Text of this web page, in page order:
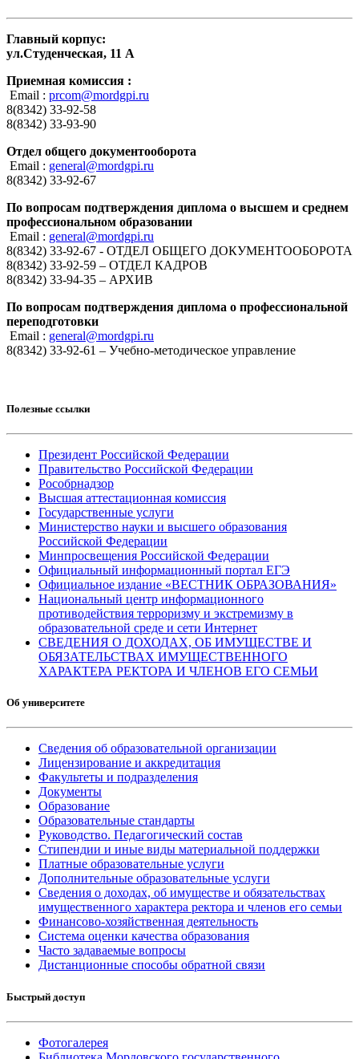
Главный корпус:
ул.Студенческая, 11 А
Приемная комиссия :
Email : prcom@mordgpi.ru
8(8342) 33-92-58
8(8342) 33-93-90
Отдел общего документооборота
Email : general@mordgpi.ru
8(8342) 33-92-67
По вопросам подтверждения диплома о высшем и среднем
профессиональном образовании
Email : general@mordgpi.ru
8(8342) 33-92-67 - ОТДЕЛ ОБЩЕГО ДОКУМЕНТООБОРОТА
8(8342) 33-92-59 – ОТДЕЛ КАДРОВ
8(8342) 33-94-35 – АРХИВ
По вопросам подтверждения диплома о профессиональной
переподготовки
Email : general@mordgpi.ru
8(8342) 33-92-61 – Учебно-методическое управление
Полезные ссылки
Президент Российской Федерации
Правительство Российской Федерации
Рособрнадзор
Высшая аттестационная комиссия
Государственные услуги
Министерство науки и высшего образования
Российской Федерации
Минпросвещения Российской Федерации
Официальный информационный портал ЕГЭ
Официальное издание «ВЕСТНИК ОБРАЗОВАНИЯ»
Национальный центр информационного
противодействия терроризму и экстремизму в
образовательной среде и сети Интернет
СВЕДЕНИЯ О ДОХОДАХ, ОБ ИМУЩЕСТВЕ И
ОБЯЗАТЕЛЬСТВАХ ИМУЩЕСТВЕННОГО
ХАРАКТЕРА РЕКТОРА И ЧЛЕНОВ ЕГО СЕМЬИ
Об университете
Сведения об образовательной организации
Лицензирование и аккредитация
Факультеты и подразделения
Документы
Образование
Образовательные стандарты
Руководство. Педагогический состав
Стипендии и иные виды материальной поддержки
Платные образовательные услуги
Дополнительные образовательные услуги
Сведения о доходах, об имуществе и обязательствах
имущественного характера ректора и членов его семьи
Финансово-хозяйственная деятельность
Система оценки качества образования
Часто задаваемые вопросы
Дистанционные способы обратной связи
Быстрый доступ
Фотогалерея